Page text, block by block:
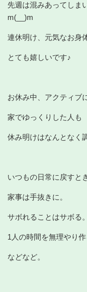
先週は混みあってしま
m(__)m
連休明け、元気なお身
とても嬉しいです♪
お休み中、アクティブ
家でゆっくりした人も
休み明けはなんとなく
いつもの日常に戻すと
家事は手抜きに。
サボれることはサボる。
1人の時間を無理やり作
などなど。